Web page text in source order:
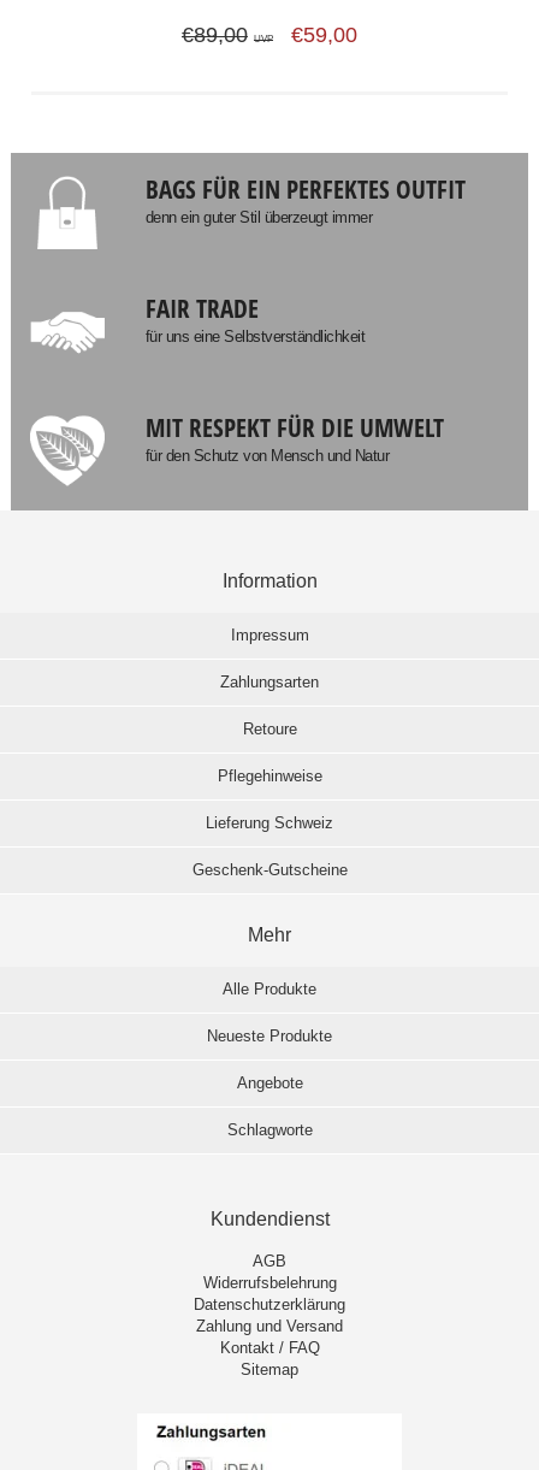
€89,00 UVP €59,00
BAGS FÜR EIN PERFEKTES OUTFIT
denn ein guter Stil überzeugt immer
FAIR TRADE
für uns eine Selbstverständlichkeit
MIT RESPEKT FÜR DIE UMWELT
für den Schutz von Mensch und Natur
Information
Impressum
Zahlungsarten
Retoure
Pflegehinweise
Lieferung Schweiz
Geschenk-Gutscheine
Mehr
Alle Produkte
Neueste Produkte
Angebote
Schlagworte
Kundendienst
AGB
Widerrufsbelehrung
Datenschutzerklärung
Zahlung und Versand
Kontakt / FAQ
Sitemap